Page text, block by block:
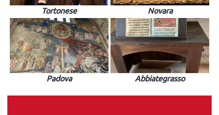
Tortonese Novara
Padova Abbiategrasso